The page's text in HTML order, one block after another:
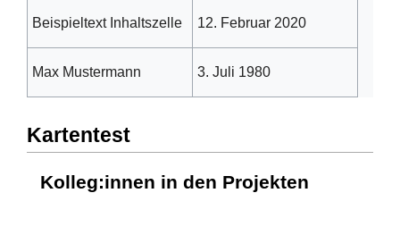
Beispieltext Inhaltszelle 12. Februar 2020
Max Mustermann 3. Juli 1980
Kartentest
Kolleg:innen in den Projekten